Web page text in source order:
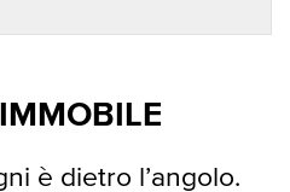
è dietro l’angolo.